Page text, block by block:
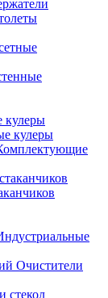
кулеры
кулеры
Очистители
стекол